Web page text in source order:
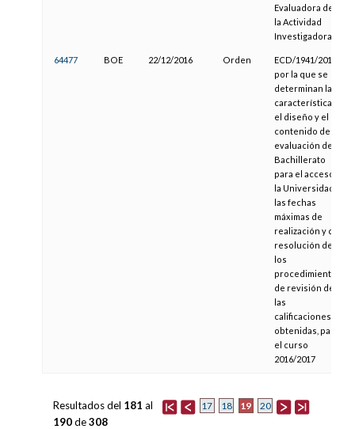
Evaluadora de
la Actividad
Investigadora
64477 BOE 22/12/2016 Orden
ECD/1941/2016,
por la que se
determinan las
características,
el diseño y el
contenido de la
evaluación de
Bachillerato
para el acceso a
la Universidad,
las fechas
máximas de
realización y de
resolución de
los
procedimientos
de revisión de
las
calificaciones
obtenidas, para
el curso
2016/2017
17 18 19 20
Resultados del 181 al
190de308